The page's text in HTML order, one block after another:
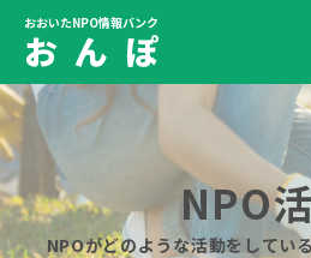
おおいたNPO情報バンク
お ん ぽ
NPO
NPOがどのような活動をしてい